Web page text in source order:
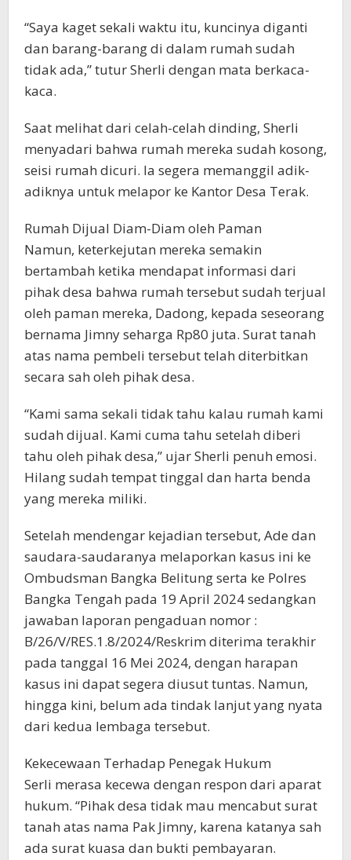
“Saya kaget sekali waktu itu, kuncinya diganti
dan barang-barang di dalam rumah sudah
tidak ada,” tutur Sherli dengan mata berkaca-
kaca.
Saat melihat dari celah-celah dinding, Sherli
menyadari bahwa rumah mereka sudah kosong,
seisi rumah dicuri. Ia segera memanggil adik-
adiknya untuk melapor ke Kantor Desa Terak.
Rumah Dijual Diam-Diam oleh Paman
Namun, keterkejutan mereka semakin
bertambah ketika mendapat informasi dari
pihak desa bahwa rumah tersebut sudah terjual
oleh paman mereka, Dadong, kepada seseorang
bernama Jimny seharga Rp80 juta. Surat tanah
atas nama pembeli tersebut telah diterbitkan
secara sah oleh pihak desa.
“Kami sama sekali tidak tahu kalau rumah kami
sudah dijual. Kami cuma tahu setelah diberi
tahu oleh pihak desa,” ujar Sherli penuh emosi.
Hilang sudah tempat tinggal dan harta benda
yang mereka miliki.
Setelah mendengar kejadian tersebut, Ade dan
saudara-saudaranya melaporkan kasus ini ke
Ombudsman Bangka Belitung serta ke Polres
Bangka Tengah pada 19 April 2024 sedangkan
jawaban laporan pengaduan nomor :
B/26/V/RES.1.8/2024/Reskrim diterima terakhir
pada tanggal 16 Mei 2024, dengan harapan
kasus ini dapat segera diusut tuntas. Namun,
hingga kini, belum ada tindak lanjut yang nyata
dari kedua lembaga tersebut.
Kekecewaan Terhadap Penegak Hukum
Serli merasa kecewa dengan respon dari aparat
hukum. “Pihak desa tidak mau mencabut surat
tanah atas nama Pak Jimny, karena katanya sah
ada surat kuasa dan bukti pembayaran.